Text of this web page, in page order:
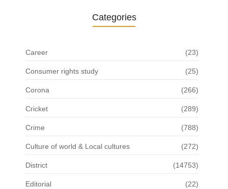
Categories
Career (23)
Consumer rights study (25)
Corona (266)
Cricket (289)
Crime (788)
Culture of world & Local cultures (272)
District (14753)
Editorial (22)